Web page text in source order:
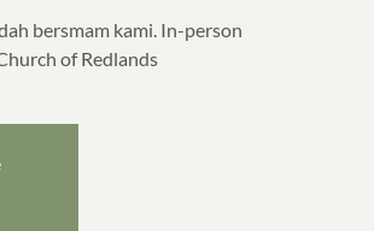
bersmam kami. In-person
of Redlands.